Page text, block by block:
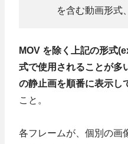
を含む動画形式、
MOV を除く上記の形式
式で使用されることが多
の静止画を順番に表示し
こと。
各フレームが、個別の画